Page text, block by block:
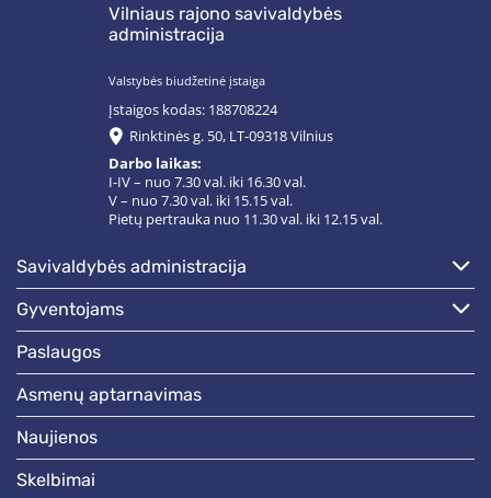
Vilniaus rajono savivaldybės
administracija
Valstybės biudžetinė įstaiga
Įstaigos kodas: 188708224
Rinktinės g. 50, LT-09318 Vilnius
Darbo laikas:
I-IV – nuo 7.30 val. iki 16.30 val.
V – nuo 7.30 val. iki 15.15 val.
Pietų pertrauka nuo 11.30 val. iki 12.15 val.
savivaldybės administracija
gyventojams
paslaugos
asmenų aptarnavimas
naujienos
skelbimai